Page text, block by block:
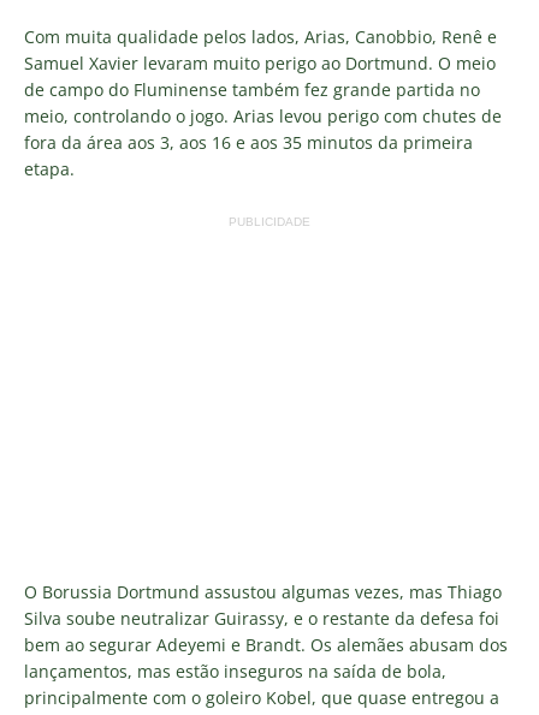
Com muita qualidade pelos lados, Arias, Canobbio, Renê e
Samuel Xavier levaram muito perigo ao Dortmund. O meio
de campo do Fluminense também fez grande partida no
meio, controlando o jogo. Arias levou perigo com chutes de
fora da área aos 3, aos 16 e aos 35 minutos da primeira
etapa.
PUBLICIDADE
O Borussia Dortmund assustou algumas vezes, mas Thiago
Silva soube neutralizar Guirassy, e o restante da defesa foi
bem ao segurar Adeyemi e Brandt. Os alemães abusam dos
lançamentos, mas estão inseguros na saída de bola,
principalmente com o goleiro Kobel, que quase entregou a